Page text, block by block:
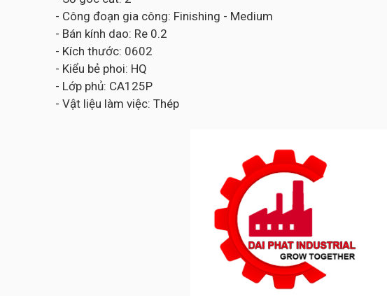
- Công đoạn gia công: Finishing - Medium
- Bán kính dao: Re 0.2
- Kích thước: 0602
- Kiểu bẻ phoi: HQ
- Lớp phủ: CA125P
- Vật liệu làm việc: Thép